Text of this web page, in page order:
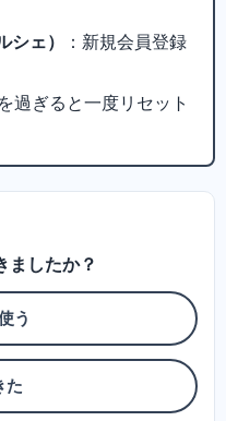
シェ）
：新規会員登録
過ぎると一度リセット
ましたか？
う
た